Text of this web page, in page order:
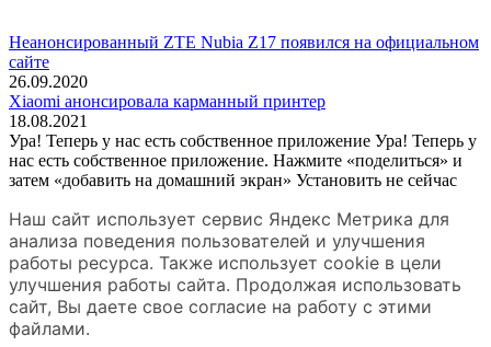
Неанонсированный ZTE Nubia Z17 появился на официальном
сайте
26.09.2020
Xiaomi анонсировала карманный принтер
18.08.2021
Ура! Теперь у нас есть собственное приложение Ура! Теперь у
нас есть собственное приложение. Нажмите «поделиться» и
затем «добавить на домашний экран» Установить не сейчас
Наш сайт использует сервис Яндекс Метрика для
анализа поведения пользователей и улучшения
работы ресурса. Также использует cookie в цели
улучшения работы сайта. Продолжая использовать
сайт, Вы даете свое согласие на работу с этими
файлами.